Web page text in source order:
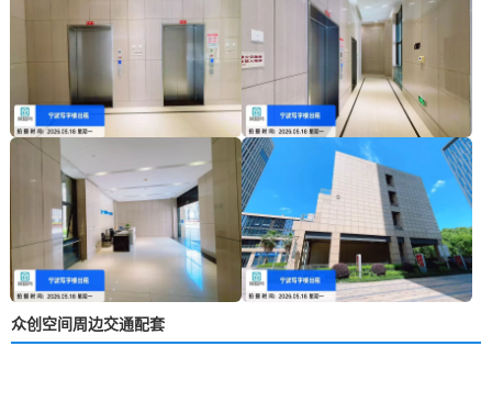
众创空间周边交通配套